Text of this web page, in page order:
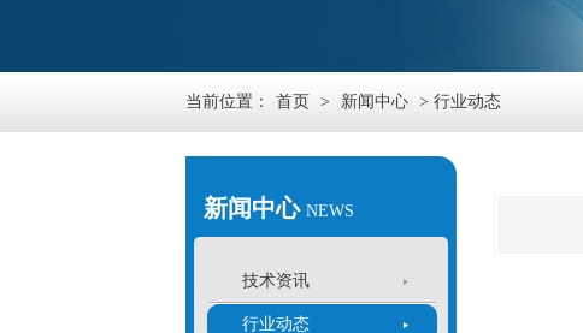
当前位置： 首页 > 新闻中心 > 行业动态
新闻中心 NEWS
技术资讯
行业动态